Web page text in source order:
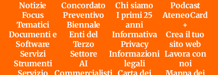
Notizie
Focus
Tematici
Documenti e
Software
Servizi
Strumenti
Concordato
Preventivo
Biennale
Enti del
Terzo
Settore
AI
Chi siamo
I primi 25
anni
Informativa
Privacy
Informazioni
legali
Podcast
AteneoCard
+
Crea il tuo
sito web
Lavora con
noi